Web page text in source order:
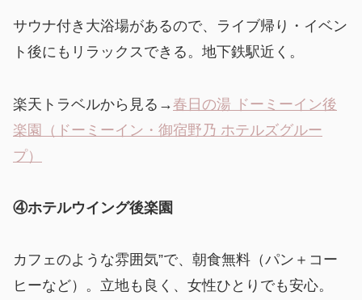
サウナ付き大浴場があるので、ライブ帰り・イベン
ト後にもリラックスできる。地下鉄駅近く。
楽天トラベルから見る→春日の湯 ドーミーイン後
楽園（ドーミーイン・御宿野乃 ホテルズグルー
プ）
④ホテルウイング後楽園
カフェのような雰囲気”で、朝食無料（パン＋コー
ヒーなど）。立地も良く、女性ひとりでも安心。